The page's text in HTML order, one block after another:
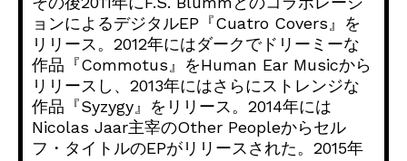
ョンによるデジタルEP『Cuatro Covers』を
リリース。 2012年にはダークでドリーミーな
作品『Commotus』 をHuman Ear Musicから
リリースし、 2013年にはさらにストレンジな
作品『Syzygy』 をリリース。2014年には
Nicolas Jaar主宰のOther Peopleからセル
フ・タイトルのEPがリリースされた。 2015年